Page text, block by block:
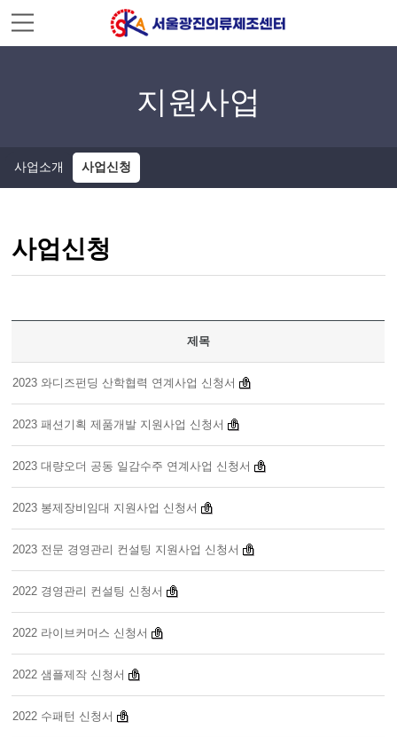
지원사업
사업소개 사업신청
사업신청
제목
2023 와디즈펀딩 산학협력 연계사업 신청서
2023 패션기획 제품개발 지원사업 신청서
2023 대량오더 공동 일감수주 연계사업 신청서
2023 봉제장비임대 지원사업 신청서
2023 전문 경영관리 컨설팅 지원사업 신청서
2022 경영관리 컨설팅 신청서
2022 라이브커머스 신청서
2022 샘플제작 신청서
2022 수패턴 신청서